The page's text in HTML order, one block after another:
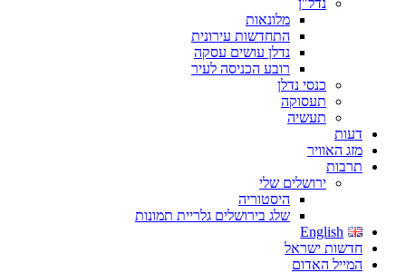
נדל"ן
מלונאות
התחדשות עירונית
נדלן עושים עסקה
רובע הכניסה לעיר
כנסי נדלן
תעסוקה
תעשיה
דעות
מזג האוויר
תרבות
ירושלים שלי
היסטוריה
שלג בירושלים גלריית תמונות
English
חדשות ישראל
המייל האדום